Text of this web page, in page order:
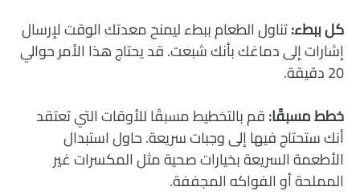
كل ببطء:تناول الطعام ببطء ليمنح معدتك الوقت لإرسال
إشارات إلى دماغك بأنك شبعت. قد يحتاج هذا الأمر حوالي
20 دقيقة.
خطط مسبقًا:قم بالتخطيط مسبقًا للأوقات التي تعتقد
أنك ستحتاج فيها إلى وجبات سريعة. حاول استبدال
الأطعمة السريعة بخيارات صحية مثل المكسرات غير
المملحة أو الفواكه المجففة.